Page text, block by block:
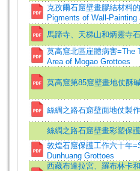
克孜爾石窟壁畫膠結材料
Pigments of Wall-
馬蹄寺、天梯山和炳靈寺
莫高窟北區崖體病害=The
Area of Mogao Grottoes
莫高窟第85窟壁畫地仗酥
絲綢之路石窟壁面地仗製
絲綢之路石窟壁畫彩塑保護
敦煌石窟保護工作六十年
Dunhuang Grottoes
西藏布達拉宮、羅布林卡